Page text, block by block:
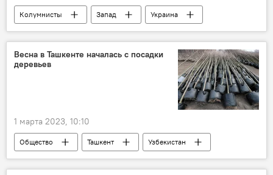
Колумнисты Запад
Украина
внешняя политика
мнение эксперта
Весна в Ташкенте началась с посадки
деревьев
1 марта 2023, 10:10
Общество Ташкент Узбекистан